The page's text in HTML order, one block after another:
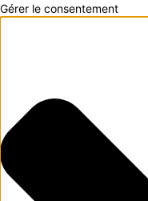
Gérer le consentement